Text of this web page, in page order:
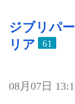
ジブリパ
リア
61
08月07日